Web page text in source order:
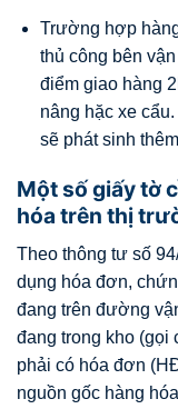
Trường hợp
thủ công bên
điểm giao hàng
nâng hặc xe
sẽ phát sinh
Một số giấy tờ
hóa trên thị
Theo thông tư số
dụng hóa đơn,
đang trên đường
đang trong kho (gọi
phải có hóa đơn
nguồn gốc hàng